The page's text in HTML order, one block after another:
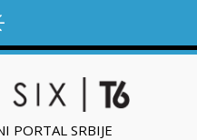
PORTAL SRBIJE